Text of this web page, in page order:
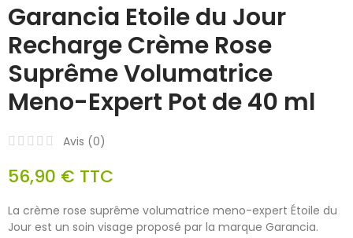
Garancia Etoile du Jour
Recharge Crème Rose
Suprême Volumatrice
Meno-Expert Pot de 40 ml
Avis (0)
56,90 € TTC
La crème rose suprême volumatrice meno-expert Étoile du
Jour est un soin visage proposé par la marque Garancia.